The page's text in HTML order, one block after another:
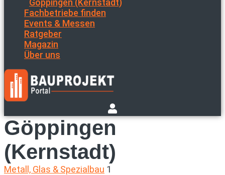
Göppingen (Kernstadt)
Fachbetriebe finden
Events & Messen
Ratgeber
Magazin
Über uns
Göppingen
(Kernstadt)
Metall, Glas & Spezialbau 1